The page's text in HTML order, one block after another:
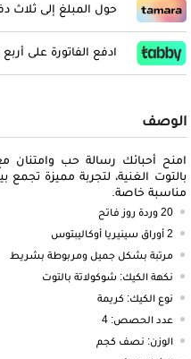
حول المبلغ إلى ثلاث
ادفع الفاتورة على
الوصف
امنح أحبائك رسالة حب وامتنان
بالتوت الغنية، لتجربة مميزة
مناسبة خاصة.
20 وردة روز فاتح
2 أوراق سينيريا أوكاليبتوس
مرتبة بشكل جميل ومربوطة بشريط
نكهة الكيك: شوكولاتة بالتوت
نوع الكيك: كريمة
عدد الحصص: 4
الوزن: نصف كجم